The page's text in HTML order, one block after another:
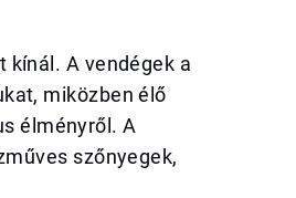
kínál. A vendégek a
miközben élő
élményről. A
szőnyegek,